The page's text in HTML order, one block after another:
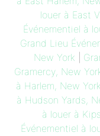
louer à East
Événementiel à
Grand Lieu
New York
Gramercy, New
à Harlem, New York
à Hudson Yards,
à louer à
Événementiel à